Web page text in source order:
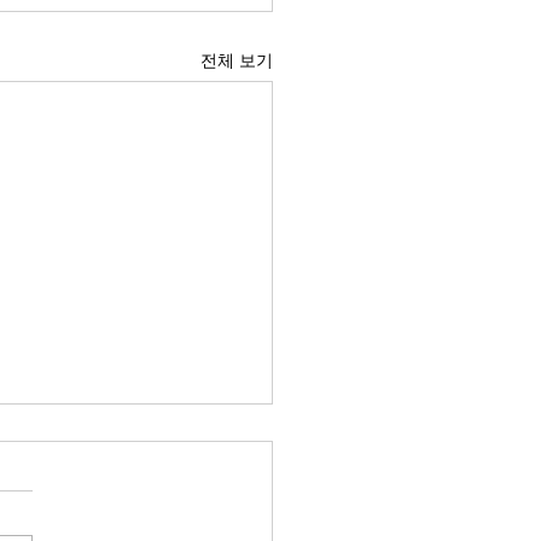
전체 보기
스 사업과 미국 내 법적